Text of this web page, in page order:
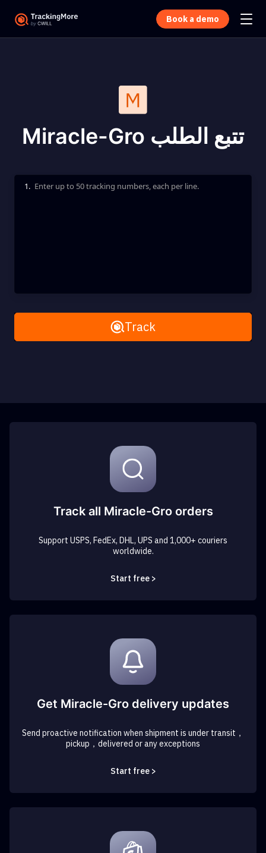
Book a demo
Miracle-Gro تتبع الطلب
Enter up to 50 tracking numbers, each per line.
1.
Remove AllTrack
Track all Miracle-Gro orders
Support USPS, FedEx, DHL, UPS and 1,000+ couriers
worldwide.
Start free >
Get Miracle-Gro delivery updates
Send proactive notification when shipment is under transit，
pickup，delivered or any exceptions
Start free >